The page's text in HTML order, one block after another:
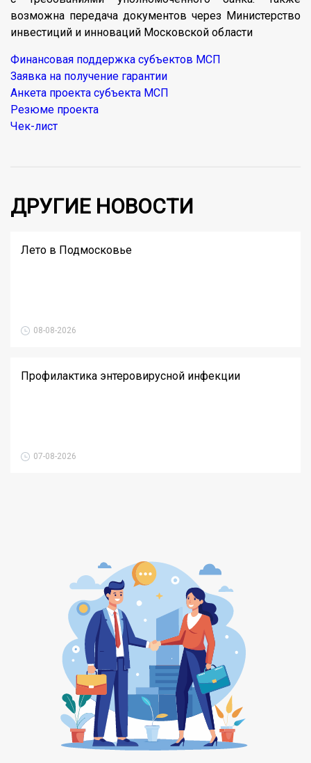
возможна передача документов через Министерство
инвестиций и инноваций Московской области
Финансовая поддержка субъектов МСП
Заявка на получение гарантии
Анкета проекта субъекта МСП
Резюме проекта
Чек-лист
ДРУГИЕ НОВОСТИ
Лето в Подмосковье
08-08-2026
Профилактика энтеровирусной инфекции
07-08-2026